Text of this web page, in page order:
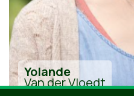
Yolande
Van der Vloedt